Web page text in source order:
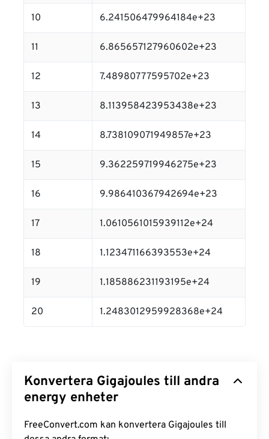
10 6.241506479964184e+23
11 6.865657127960602e+23
12 7.48980777595702e+23
13 8.113958423953438e+23
14 8.738109071949857e+23
15 9.362259719946275e+23
16 9.986410367942694e+23
17 1.0610561015939112e+24
18 1.123471166393553e+24
19 1.185886231193195e+24
20 1.2483012959928368e+24
Konvertera Gigajoules till andra
energy enheter
FreeConvert.com kan konvertera Gigajoules till